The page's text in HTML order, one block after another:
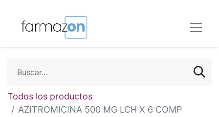
Todos los productos
AZITROMICINA 500 MG LCH X 6 COMP